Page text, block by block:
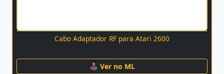
Cabo Adaptador RF para Atari 2600
🕹 Ver no ML